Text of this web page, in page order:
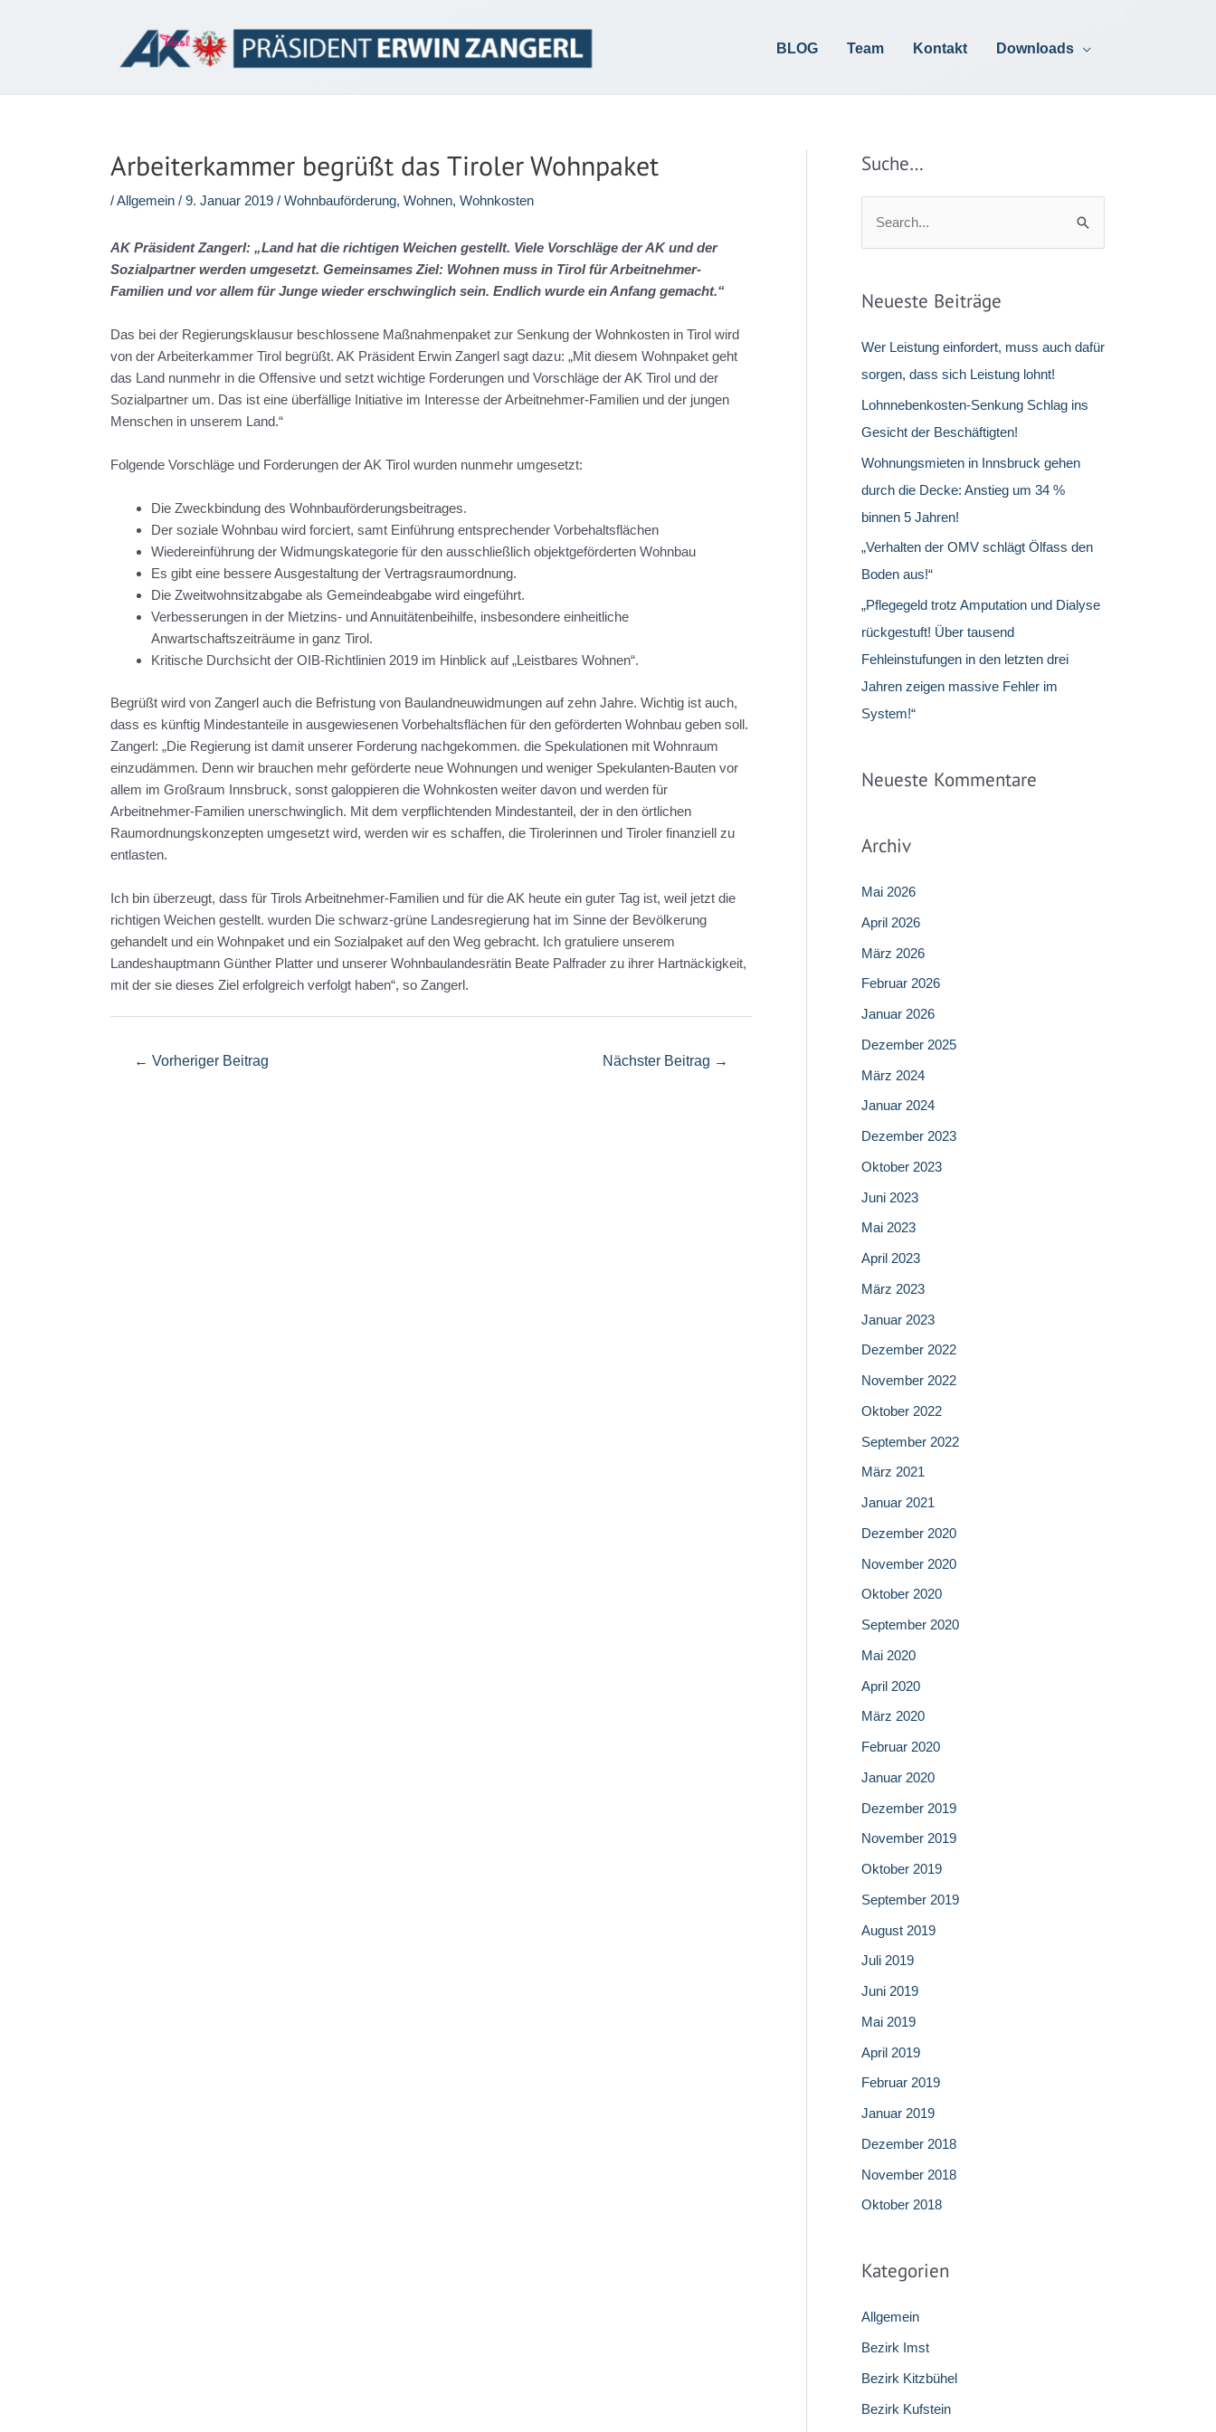
BLOG Team Kontakt Downloads
Arbeiterkammer begrüßt das Tiroler Wohnpaket
/Allgemein / 9. Januar 2019 / Wohnbauförderung, Wohnen, Wohnkosten
AK Präsident Zangerl: „Land hat die richtigen Weichen gestellt. Viele Vorschläge der AK und der
Sozialpartner werden umgesetzt. Gemeinsames Ziel: Wohnen muss in Tirol für Arbeitnehmer-
Familien und vor allem für Junge wieder erschwinglich sein. Endlich wurde ein Anfang gemacht.“
Das bei der Regierungsklausur beschlossene Maßnahmenpaket zur Senkung der Wohnkosten in Tirol wird
von der Arbeiterkammer Tirol begrüßt. AK Präsident Erwin Zangerl sagt dazu: „Mit diesem Wohnpaket geht
das Land nunmehr in die Offensive und setzt wichtige Forderungen und Vorschläge der AK Tirol und der
Sozialpartner um. Das ist eine überfällige Initiative im Interesse der Arbeitnehmer-Familien und der jungen
Menschen in unserem Land.“
Folgende Vorschläge und Forderungen der AK Tirol wurden nunmehr umgesetzt:
Die Zweckbindung des Wohnbauförderungsbeitrages.
Der soziale Wohnbau wird forciert, samt Einführung entsprechender Vorbehaltsflächen
Wiedereinführung der Widmungskategorie für den ausschließlich objektgeförderten Wohnbau
Es gibt eine bessere Ausgestaltung der Vertragsraumordnung.
Die Zweitwohnsitzabgabe als Gemeindeabgabe wird eingeführt.
Verbesserungen in der Mietzins- und Annuitätenbeihilfe, insbesondere einheitliche
Anwartschaftszeiträume in ganz Tirol.
Kritische Durchsicht der OIB-Richtlinien 2019 im Hinblick auf „Leistbares Wohnen“.
Begrüßt wird von Zangerl auch die Befristung von Baulandneuwidmungen auf zehn Jahre. Wichtig ist auch,
dass es künftig Mindestanteile in ausgewiesenen Vorbehaltsflächen für den geförderten Wohnbau geben soll.
Zangerl: „Die Regierung ist damit unserer Forderung nachgekommen. die Spekulationen mit Wohnraum
einzudämmen. Denn wir brauchen mehr geförderte neue Wohnungen und weniger Spekulanten-Bauten vor
allem im Großraum Innsbruck, sonst galoppieren die Wohnkosten weiter davon und werden für
Arbeitnehmer-Familien unerschwinglich. Mit dem verpflichtenden Mindestanteil, der in den örtlichen
Raumordnungskonzepten umgesetzt wird, werden wir es schaffen, die Tirolerinnen und Tiroler finanziell zu
entlasten.
Ich bin überzeugt, dass für Tirols Arbeitnehmer-Familien und für die AK heute ein guter Tag ist, weil jetzt die
richtigen Weichen gestellt. wurden Die schwarz-grüne Landesregierung hat im Sinne der Bevölkerung
gehandelt und ein Wohnpaket und ein Sozialpaket auf den Weg gebracht. Ich gratuliere unserem
Landeshauptmann Günther Platter und unserer Wohnbaulandesrätin Beate Palfrader zu ihrer Hartnäckigkeit,
mit der sie dieses Ziel erfolgreich verfolgt haben“, so Zangerl.
Beitragsnavigation
← Vorheriger Beitrag Nächster Beitrag →
Suche…
n
n
a
c
Neueste Beiträge
Wer Leistung einfordert, muss auch dafür
sorgen, dass sich Leistung lohnt!
Lohnnebenkosten-Senkung Schlag ins
Gesicht der Beschäftigten!
Wohnungsmieten in Innsbruck gehen
durch die Decke: Anstieg um 34 %
binnen 5 Jahren!
„Verhalten der OMV schlägt Ölfass den
Boden aus!“
„Pflegegeld trotz Amputation und Dialyse
rückgestuft! Über tausend
Fehleinstufungen in den letzten drei
Jahren zeigen massive Fehler im
System!“
Neueste Kommentare
Archiv
Mai 2026
April 2026
März 2026
Februar 2026
Januar 2026
Dezember 2025
März 2024
Januar 2024
Dezember 2023
Oktober 2023
Juni 2023
Mai 2023
April 2023
März 2023
Januar 2023
Dezember 2022
November 2022
Oktober 2022
September 2022
März 2021
Januar 2021
Dezember 2020
November 2020
Oktober 2020
September 2020
Mai 2020
April 2020
März 2020
Februar 2020
Januar 2020
Dezember 2019
November 2019
Oktober 2019
September 2019
August 2019
Juli 2019
Juni 2019
Mai 2019
April 2019
Februar 2019
Januar 2019
Dezember 2018
November 2018
Oktober 2018
Kategorien
Allgemein
Bezirk Imst
Bezirk Kitzbühel
Bezirk Kufstein